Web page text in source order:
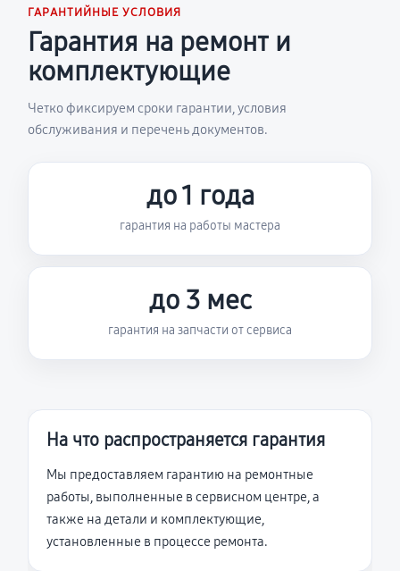
ГАРАНТИЙНЫЕ УСЛОВИЯ
Гарантия на ремонт и
комплектующие
Четко фиксируем сроки гарантии, условия
обслуживания и перечень документов.
до 1 года
гарантия на работы мастера
до 3 мес
гарантия на запчасти от сервиса
На что распространяется гарантия
Мы предоставляем гарантию на ремонтные
работы, выполненные в сервисном центре, а
также на детали и комплектующие,
установленные в процессе ремонта.